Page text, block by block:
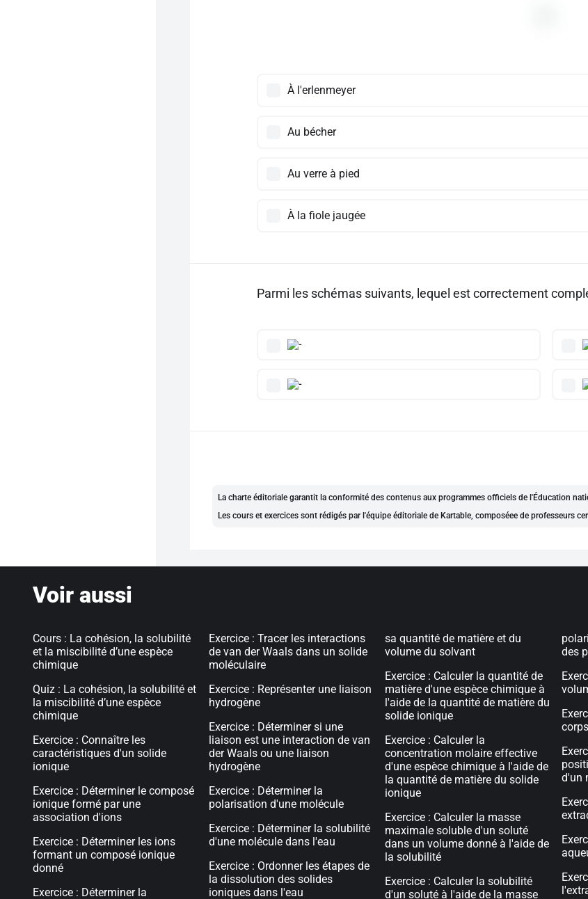
À l'erlenmeyer
Au bécher
Au verre à pied
À la fiole jaugée
Parmi les schémas suivants, lequel est correctement
La charte éditoriale garantit la conformité des contenus aux programmes officiels de l'Éducation
Les cours et exercices sont rédigés par l'équipe éditoriale de Kartable, composéee de professeurs
Voir aussi
Cours : La cohésion, la solubilité
et la miscibilité d’une espèce
chimique
Quiz : La cohésion, la solubilité et
la miscibilité d’une espèce
chimique
Exercice : Connaître les
caractéristiques d'un solide
ionique
Exercice : Déterminer le composé
ionique formé par une
association d'ions
Exercice : Déterminer les ions
formant un composé ionique
donné
Exercice : Déterminer la
Exercice : Tracer les interactions
de van der Waals dans un solide
moléculaire
Exercice : Représenter une liaison
hydrogène
Exercice : Déterminer si une
liaison est une interaction de van
der Waals ou une liaison
hydrogène
Exercice : Déterminer la
polarisation d'une molécule
Exercice : Déterminer la solubilité
d'une molécule dans l'eau
Exercice : Ordonner les étapes de
la dissolution des solides
ioniques dans l'eau
sa quantité de matière et du
volume du solvant
Exercice : Calculer la quantité de
matière d'une espèce chimique à
l'aide de la quantité de matière du
solide ionique
Exercice : Calculer la
concentration molaire effective
d'une espèce chimique à l'aide de
la quantité de matière du solide
ionique
Exercice : Calculer la masse
maximale soluble d'un soluté
dans un volume donné à l'aide de
la solubilité
Exercice : Calculer la solubilité
d'un soluté à l'aide de la masse
des
corps
d'un